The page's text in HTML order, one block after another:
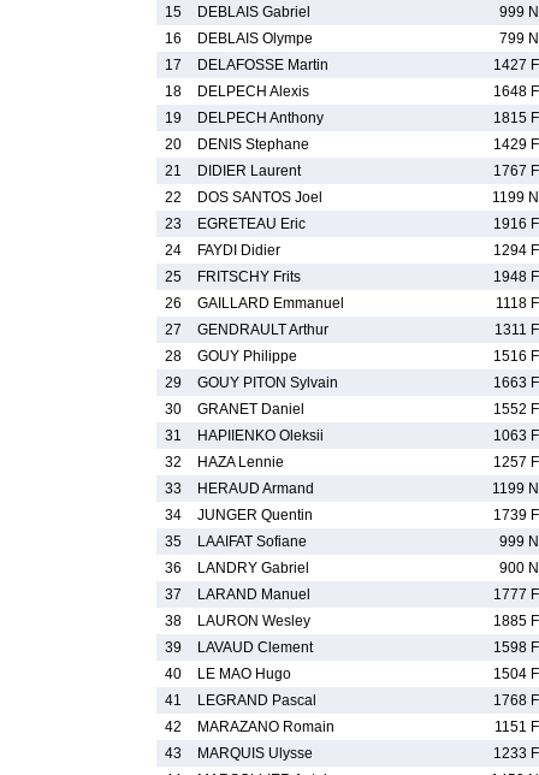
15
DEBLAIS Gabriel
999 N
16
DEBLAIS Olympe
799 N
17
DELAFOSSE Martin
1427 F
18
DELPECH Alexis
1648 F
19
DELPECH Anthony
1815 F
20
DENIS Stephane
1429 F
21
DIDIER Laurent
1767 F
22
DOS SANTOS Joel
1199 N
23
EGRETEAU Eric
1916 F
24
FAYDI Didier
1294 F
25
FRITSCHY Frits
1948 F
26
GAILLARD Emmanuel
1118 F
27
GENDRAULT Arthur
1311 F
28
GOUY Philippe
1516 F
29
GOUY PITON Sylvain
1663 F
30
GRANET Daniel
1552 F
31
HAPIIENKO Oleksii
1063 F
32
HAZA Lennie
1257 F
33
HERAUD Armand
1199 N
34
JUNGER Quentin
1739 F
35
LAAIFAT Sofiane
999 N
36
LANDRY Gabriel
900 N
37
LARAND Manuel
1777 F
38
LAURON Wesley
1885 F
39
LAVAUD Clement
1598 F
40
LE MAO Hugo
1504 F
41
LEGRAND Pascal
1768 F
42
MARAZANO Romain
1151 F
43
MARQUIS Ulysse
1233 F